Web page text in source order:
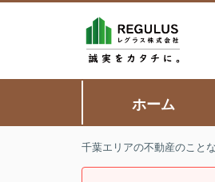
ホーム
千葉エリアの不動産のこと